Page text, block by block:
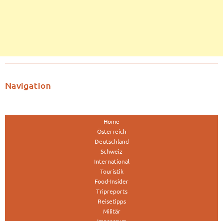
Navigation
Home
Österreich
Deutschland
Schweiz
International
Touristik
Food-Insider
Tripreports
Reisetipps
Militär